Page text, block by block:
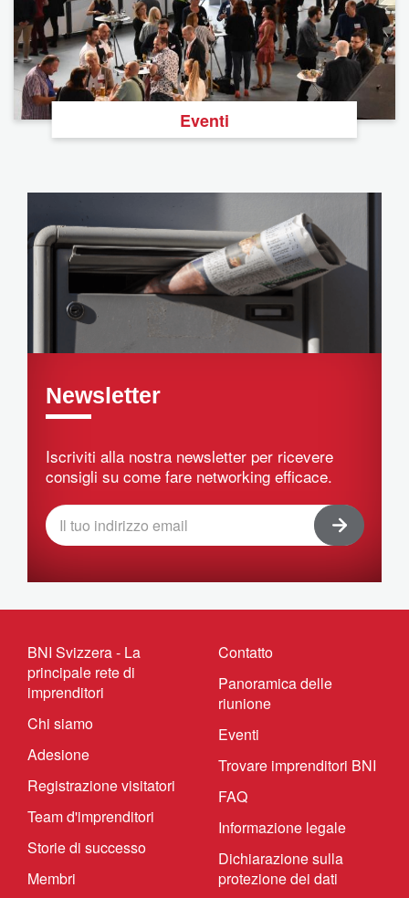
Eventi
Newsletter
Iscriviti alla nostra newsletter per ricevere
consigli su come fare networking efficace.
BNI Svizzera - La
principale rete di
imprenditori
Chi siamo
Adesione
Registrazione visitatori
Team d'imprenditori
Storie di successo
Membri
Contatto
Panoramica delle
riunione
Eventi
Trovare imprenditori BNI
FAQ
Informazione legale
Dichiarazione sulla
protezione dei dati